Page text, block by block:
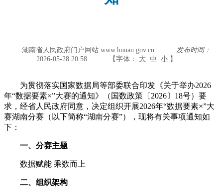
湖南省人民政府门户网站 www.hunan.gov.cn
发布时间：
2026-05-28 20:58
【字体： 大 中 小 】
为贯彻落实国家数据局等部委联合印发《关于举办2026
年“数据要素×”大赛的通知》（国数政策〔2026〕18号）要
求，经省人民政府同意，决定组织开展2026年“数据要素×”大
赛湖南分赛（以下简称“湖南分赛”），现将有关事项通知如
下：
一、分赛主题
数据赋能 乘数而上
二、组织架构